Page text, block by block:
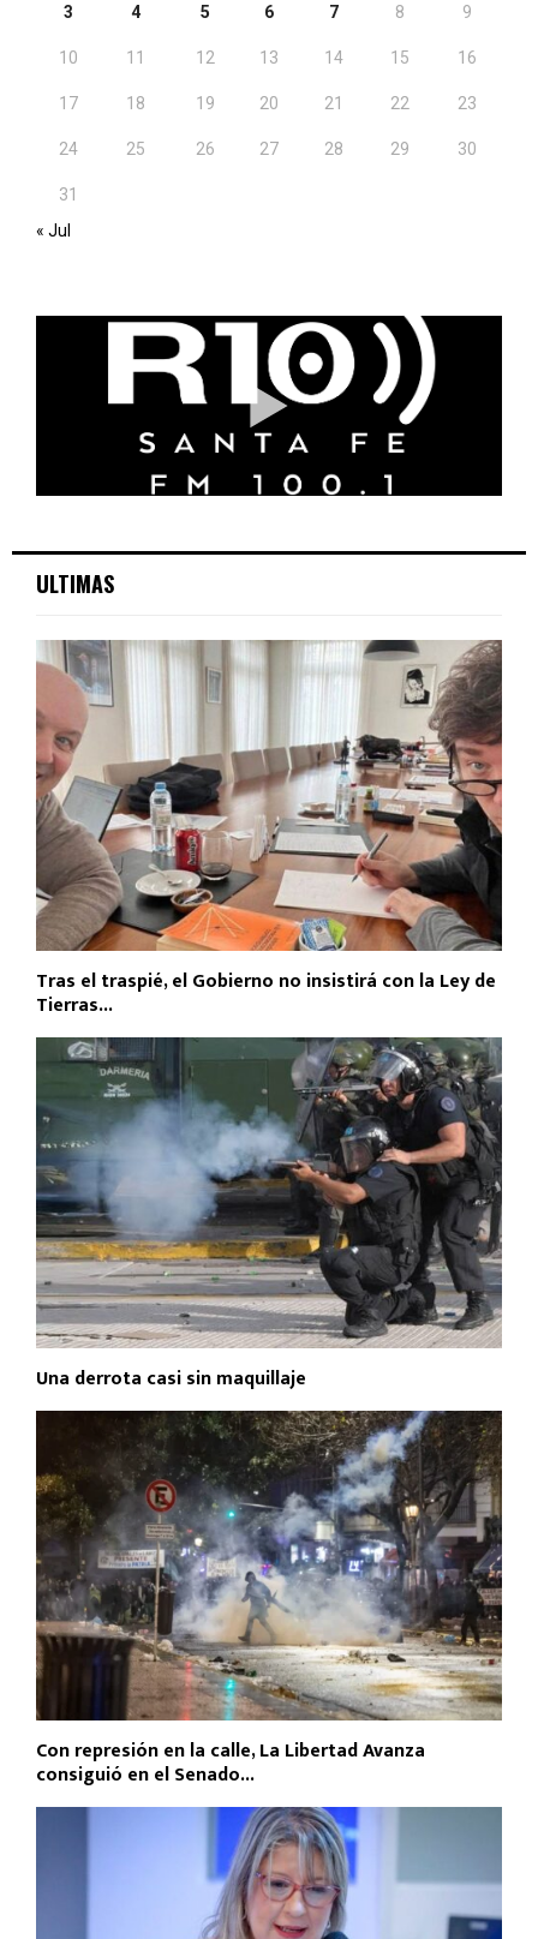
3 4 5 6 7 8 9
10 11 12 13 14 15 16
17 18 19 20 21 22 23
24 25 26 27 28 29 30
31
« Jul
ULTIMAS
Tras el traspié, el Gobierno no insistirá con la Ley de
Tierras...
Una derrota casi sin maquillaje
Con represión en la calle, La Libertad Avanza
consiguió en el Senado...